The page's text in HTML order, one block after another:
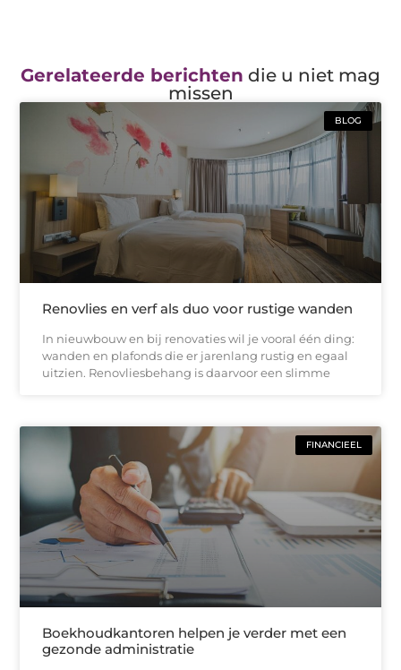
Gerelateerde berichten die u niet mag
missen
BLOG
Renovlies en verf als duo voor rustige wanden
In nieuwbouw en bij renovaties wil je vooral één ding:
wanden en plafonds die er jarenlang rustig en egaal
uitzien. Renovliesbehang is daarvoor een slimme
FINANCIEEL
Boekhoudkantoren helpen je verder met een
gezonde administratie